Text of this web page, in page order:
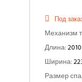
Под
Механизм
Длина:2010
Ширина:
Размер